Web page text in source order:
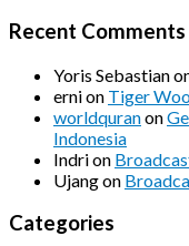
Recent Comments
Yoris Sebastian
ernion Tiger
worldquranon
Indonesia
Indrion
Ujangon
Categories